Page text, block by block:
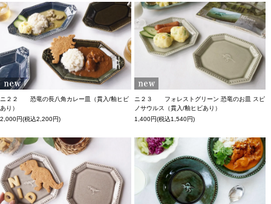
ニ２２ 恐竜の長八角カレー皿（貫入/釉ヒビ
あり）
2,000円(税込2,200円)
ニ２３ フォレストグリーン 恐竜のお皿 スピ
ノサウルス（貫入/釉ヒビあり）
1,400円(税込1,540円)